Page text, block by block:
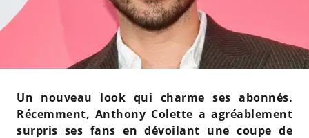
Un nouveau look qui charme ses abonnés.
Récemment, Anthony Colette a agréablement
surpris ses fans en dévoilant une coupe de